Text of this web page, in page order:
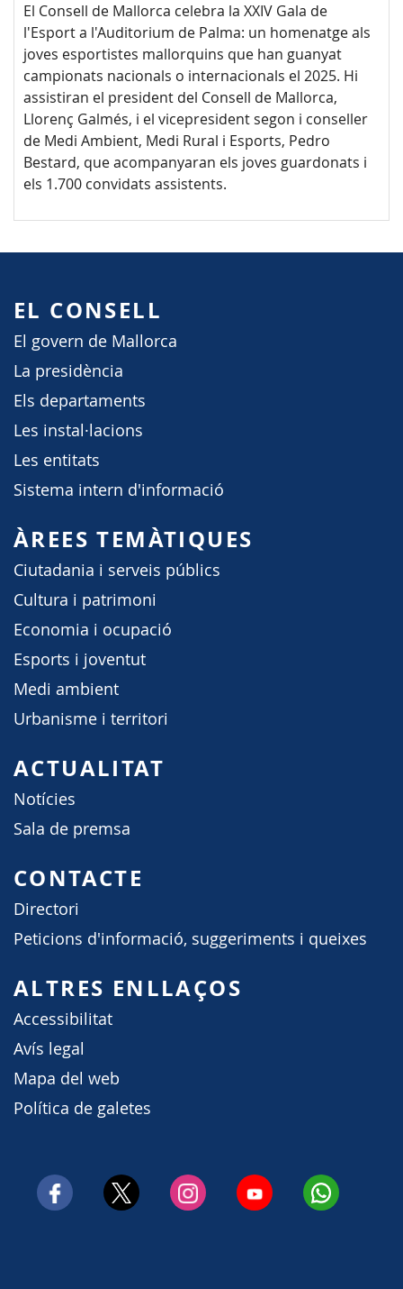
El Consell de Mallorca celebra la XXIV Gala de
l'Esport a l'Auditorium de Palma: un homenatge als
joves esportistes mallorquins que han guanyat
campionats nacionals o internacionals el 2025. Hi
assistiran el president del Consell de Mallorca,
Llorenç Galmés, i el vicepresident segon i conseller
de Medi Ambient, Medi Rural i Esports, Pedro
Bestard, que acompanyaran els joves guardonats i
els 1.700 convidats assistents.
EL CONSELL
El govern de Mallorca
La presidència
Els departaments
Les instal·lacions
Les entitats
Sistema intern d'informació
ÀREES TEMÀTIQUES
Ciutadania i serveis públics
Cultura i patrimoni
Economia i ocupació
Esports i joventut
Medi ambient
Urbanisme i territori
ACTUALITAT
Notícies
Sala de premsa
CONTACTE
Directori
Peticions d'informació, suggeriments i queixes
ALTRES ENLLAÇOS
Accessibilitat
Avís legal
Mapa del web
Política de galetes